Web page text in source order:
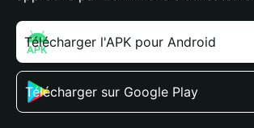
Télécharger l'APK pour Android
Télécharger sur Google Play